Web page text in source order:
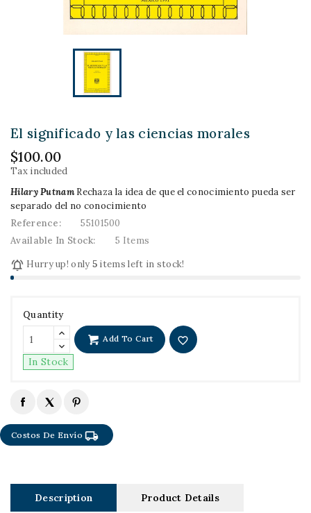
El significado y las ciencias morales
$100.00
Tax included
Hilary PutnamRechaza la idea de que el conocimiento pueda ser
separado del no conocimiento
Reference:
55101500
Available In Stock:
5 Items
 Hurry up! only 5 items left in stock!
Quantity
Add To Cart favorite_border
In Stock
Costos De Envíolocal_shipping
Description Product Details